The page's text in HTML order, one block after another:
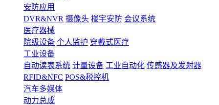
安防应用
DVR&NVR 摄像头 楼宇安防 会议系统
医疗器械
院级设备 个人监护 穿戴式医疗
工业设备
自动读表系统 计量设备 工业自动化 传感器及发射器
RFID&NFC POS&税控机
汽车多媒体
动力总成